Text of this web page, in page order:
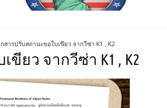
Mygreencardus.com
กสารปรับสถานะขอใบเขียว จากวีซ่า K1 , K2
ยว จากวีซ่า K1 , K2